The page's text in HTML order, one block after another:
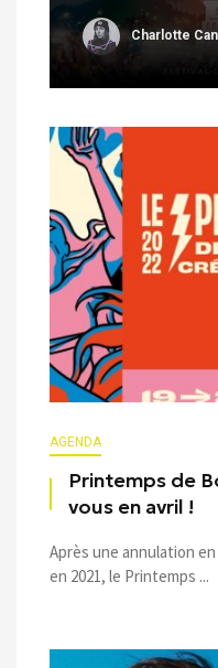
Charlotte
AGENDA
Printemps de
vous en avril !
Après une annulation
en 2021, le Printemps ...